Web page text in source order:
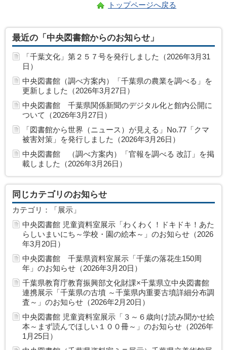
トップページへ戻る
最近の「中央図書館からのお知らせ」
「千葉文化」第２５７号を発行しました（2026年3月31
日）
中央図書館（調べ方案内）「千葉県の農業を調べる」を
更新しました（2026年3月27日）
中央図書館 千葉県関係新聞のデジタル化と館内公開に
ついて（2026年3月27日）
「図書館から世界（ニュース）が見える」No.77「クマ
被害対策」を発行しました（2026年3月26日）
中央図書館 （調べ方案内）「官報を調べる 改訂」を掲
載しました（2026年3月26日）
同じカテゴリのお知らせ
カテゴリ：「展示」
中央図書館 児童資料室展示「わくわく！ドキドキ！あた
らしいまいにち～学校・園の絵本～」のお知らせ（2026
年3月20日）
中央図書館 千葉県資料室展示「千葉の落花生150周
年」のお知らせ（2026年3月20日）
千葉県教育庁教育振興部文化財課×千葉県立中央図書館
連携展示「千葉県の古墳 ～千葉県内重要古墳詳細分布調
査～」のお知らせ（2026年2月20日）
中央図書館 児童資料室展示「３～６歳向け読み聞かせ絵
本～まず読んでほしい１００冊～」のお知らせ（2026年
1月25日）